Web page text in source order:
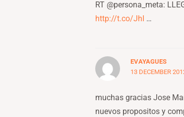
RT @persona_meta:
http://t.co/JhI …
EVAYAGUES
13 DECEMBER
muchas gracias Jose
nuevos propositos y